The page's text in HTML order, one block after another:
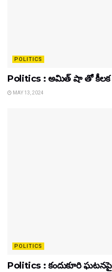
POLITICS
Politics : అమిత్ షా తో
MAY 13, 2024
POLITICS
Politics : కందుకూరి